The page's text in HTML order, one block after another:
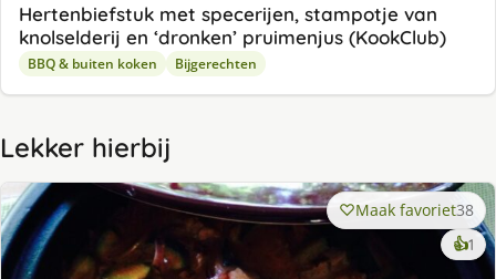
Hertenbiefstuk met specerijen, stampotje van
knolselderij en ‘dronken’ pruimenjus (KookClub)
BBQ & buiten koken Bijgerechten
Lekker hierbij
Maak favoriet38
👍1